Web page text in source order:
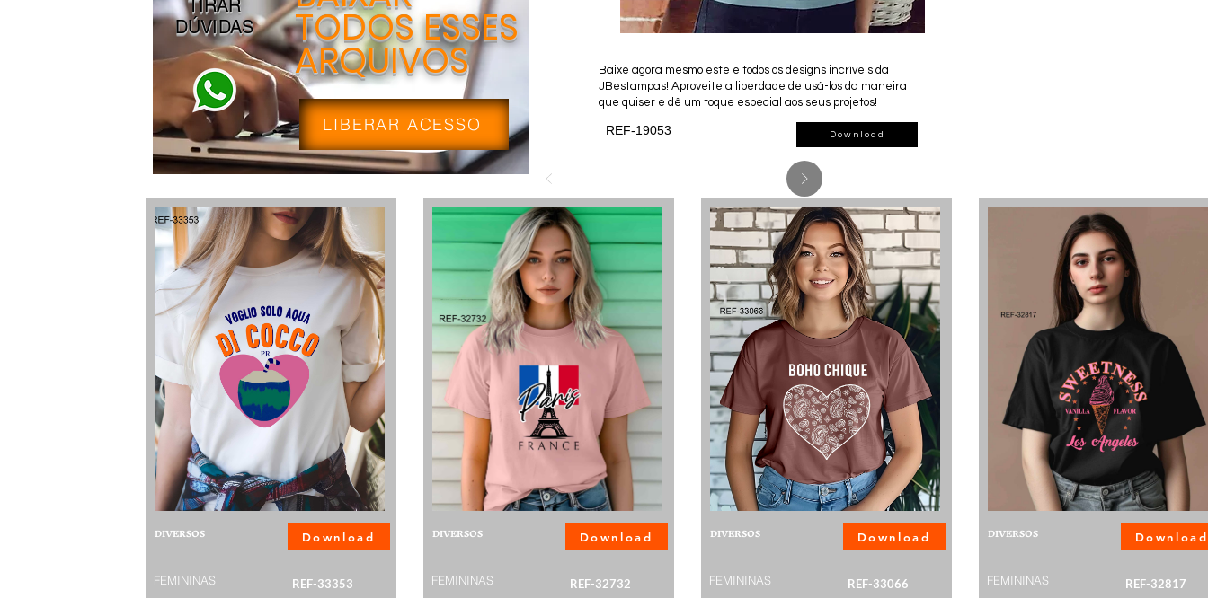
Baixe agora mesmo este e todos os designs incríveis da
JBestampas! Aproveite a liberdade de usá-los da maneira
que quiser e dê um toque especial aos seus projetos!
REF-19053 Download
TODOS ESSES
ARQUIVOS
LIBERAR ACESSO
TIRAR
DÚVIDAS
DIVERSOS Download
FEMININAS REF-33353
DIVERSOS Download
FEMININAS REF-32732
DIVERSOS Download
FEMININAS REF-33066
DIVERSOS Download
FEMININAS REF-32817